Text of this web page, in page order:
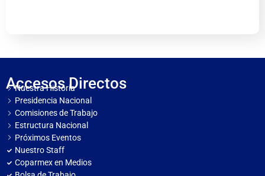
Accesos Directos
Nuestra Historia
Presidencia Nacional
Comisiones de Trabajo
Estructura Nacional
Próximos Eventos
Nuestro Staff
Coparmex en Medios